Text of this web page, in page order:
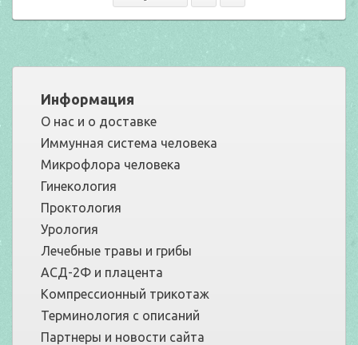
Информация
О нас и о доставке
Иммунная система человека
Микрофлора человека
Гинекология
Проктология
Урология
Лечебные травы и грибы
АСД-2Ф и плацента
Компрессионный трикотаж
Терминология с описаний
Партнеры и новости сайта